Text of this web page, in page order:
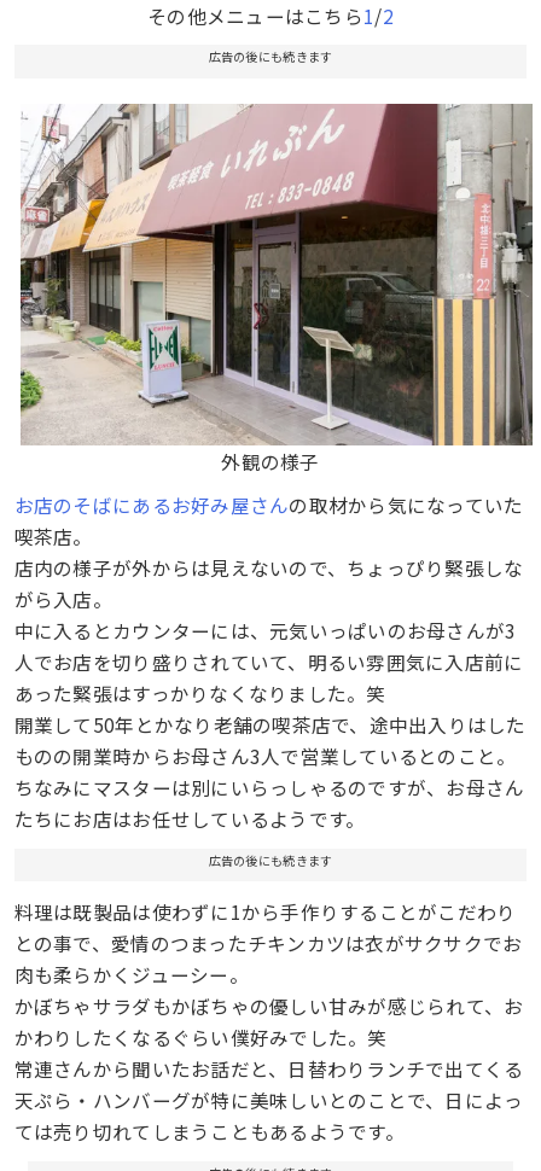
その他メニューはこちら1/2
広告の後にも続きます
外観の様子
お店のそばにあるお好み屋さんの取材から気になっていた
喫茶店。
店内の様子が外からは見えないので、ちょっぴり緊張しな
がら入店。
中に入るとカウンターには、元気いっぱいのお母さんが3
人でお店を切り盛りされていて、明るい雰囲気に入店前に
あった緊張はすっかりなくなりました。笑
開業して50年とかなり老舗の喫茶店で、途中出入りはした
ものの開業時からお母さん3人で営業しているとのこと。
ちなみにマスターは別にいらっしゃるのですが、お母さん
たちにお店はお任せしているようです。
広告の後にも続きます
料理は既製品は使わずに1から手作りすることがこだわり
との事で、愛情のつまったチキンカツは衣がサクサクでお
肉も柔らかくジューシー。
かぼちゃサラダもかぼちゃの優しい甘みが感じられて、お
かわりしたくなるぐらい僕好みでした。笑
常連さんから聞いたお話だと、日替わりランチで出てくる
天ぷら・ハンバーグが特に美味しいとのことで、日によっ
ては売り切れてしまうこともあるようです。